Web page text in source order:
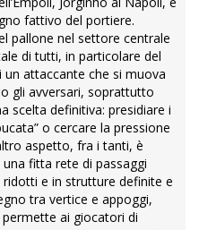
fattivo del portiere.
pallone nel settore centrale
di tutti, in particolare del
attaccante che si muova
gli avversari, soprattutto
scelta definitiva: presidiare i
o cercare la pressione
aspetto, fra i tanti, è
fitta rete di passaggi
e in strutture definite e
tra vertice e appoggi,
ai giocatori di